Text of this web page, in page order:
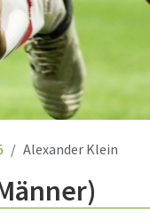
Alexander Klein